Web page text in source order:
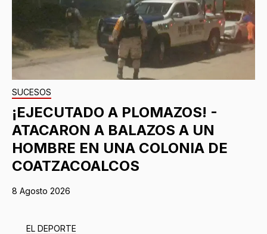
SUCESOS
¡EJECUTADO A PLOMAZOS! -
ATACARON A BALAZOS A UN
HOMBRE EN UNA COLONIA DE
COATZACOALCOS
8 Agosto 2026
EL DEPORTE